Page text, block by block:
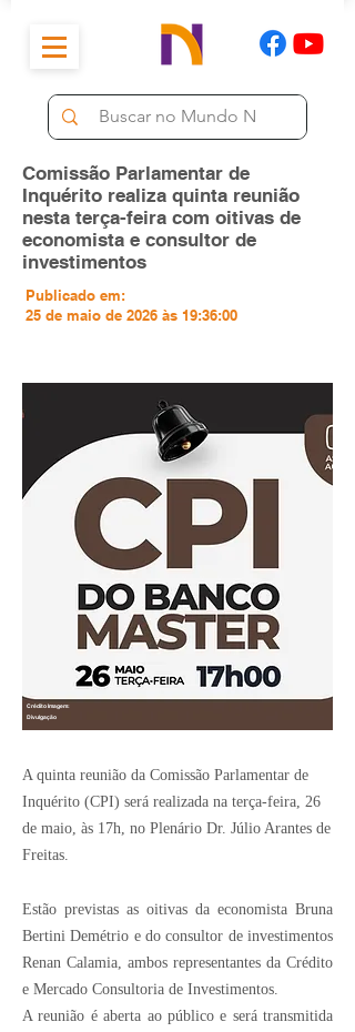
Comissão Parlamentar de
Inquérito realiza quinta reunião
nesta terça-feira com oitivas de
economista e consultor de
investimentos
Publicado em:
25 de maio de 2026 às 19:36:00
Divulgação
Crédito Imagem:
A quinta reunião da Comissão Parlamentar de
Inquérito (CPI) será realizada na terça-feira, 26
de maio, às 17h, no Plenário Dr. Júlio Arantes de
Freitas.
Estão previstas as oitivas da economista Bruna
Bertini Demétrio e do consultor de investimentos
Renan Calamia, ambos representantes da Crédito
e Mercado Consultoria de Investimentos.
A reunião é aberta ao público e será transmitida